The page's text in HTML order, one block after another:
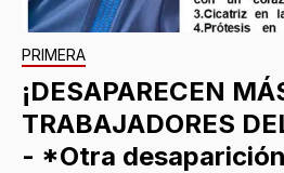
PRIMERA
¡DESAPARECEN
TRABAJADORES
- *Otra